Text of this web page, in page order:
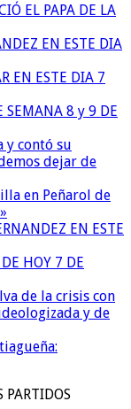
EL PAPA DE LA
EN ESTE DIA
EN ESTE DIA 7
SEMANA 8 y 9 DE
y contó su
dejar de
en Peñarol de
EN ESTE
HOY 7 DE
de la crisis con
y de
PARTIDOS